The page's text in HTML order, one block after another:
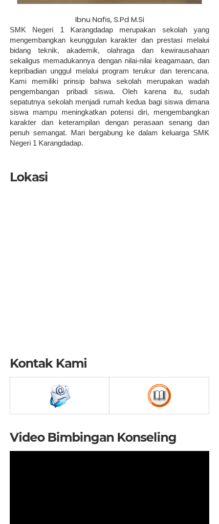
Ibnu Nafis, S.Pd M.Si
SMK Negeri 1 Karangdadap merupakan sekolah yang
mengembangkan keunggulan karakter dan prestasi melalui
bidang teknik, akademik, olahraga dan kewirausahaan
sekaligus memadukannya dengan nilai-nilai keagamaan, dan
kepribadian unggul melalui program terukur dan terencana.
Kami memiliki prinsip bahwa sekolah merupakan wadah
pengembangan pribadi siswa. Oleh karena itu, sudah
sepatutnya sekolah menjadi rumah kedua bagi siswa dimana
siswa mampu meningkatkan potensi diri, mengembangkan
karakter dan keterampilan dengan perasaan senang dan
penuh semangat. Mari bergabung ke dalam keluarga SMK
Negeri 1 Karangdadap.
Lokasi
Kontak Kami
Video Bimbingan Konseling